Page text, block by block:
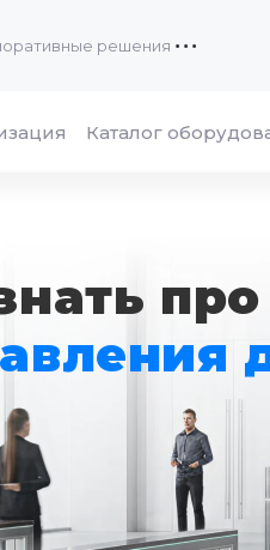
решения
Каталог
про
Я даю согласие на
персональных данных в
«Политикой обработки
данных»